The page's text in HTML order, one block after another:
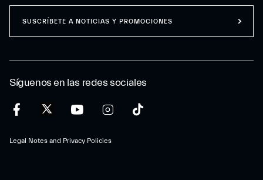
Síguenos en las redes sociales
Legal Notes and Privacy Policies
SUSCRÍBETE A NOTICIAS Y PROMOCIONES